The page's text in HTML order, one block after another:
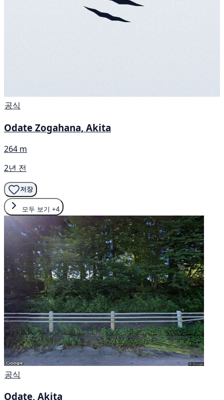
공식
Odate Zogahana, Akita
264 m
2년 전
저장
모두 보기 +4
공식
Odate, Akita